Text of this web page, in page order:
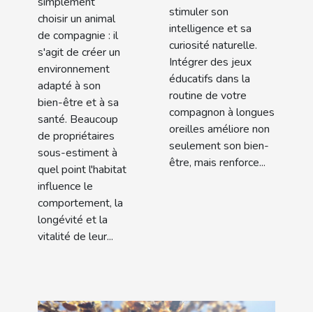
choisir un animal
de compagnie : il
s'agit de créer un
environnement
adapté à son
bien-être et à sa
santé. Beaucoup
de propriétaires
sous-estiment à
quel point l'habitat
influence le
comportement, la
longévité et la
vitalité de leur...
lapin ?
stimuler son
intelligence et sa
curiosité naturelle.
Intégrer des jeux
éducatifs dans la
routine de votre
compagnon à longues
oreilles améliore non
seulement son bien-
être, mais renforce...